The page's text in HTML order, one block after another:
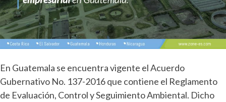
En Guatemala se encuentra vigente el Acuerdo
Gubernativo No. 137-2016 que contiene el Reglamento
de Evaluación, Control y Seguimiento Ambiental. Dicho